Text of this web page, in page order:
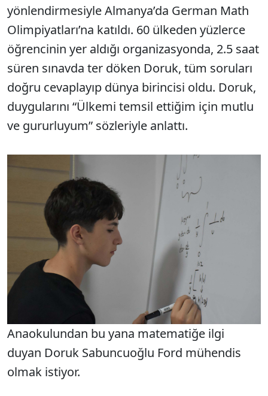
yönlendirmesiyle Almanya’da German Math
Olimpiyatları’na katıldı. 60 ülkeden yüzlerce
öğrencinin yer aldığı organizasyonda, 2.5 saat
süren sınavda ter döken Doruk, tüm soruları
doğru cevaplayıp dünya birincisi oldu. Doruk,
duygularını “Ülkemi temsil ettiğim için mutlu
ve gururluyum” sözleriyle anlattı.
Anaokulundan bu yana matematiğe ilgi
duyan Doruk Sabuncuoğlu Ford mühendis
olmak istiyor.